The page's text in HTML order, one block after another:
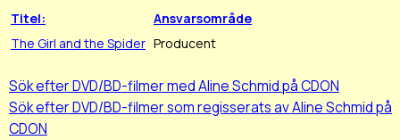
Titel:
Ansvarsområde
The Girl and the Spider Producent
Sök efter DVD/BD-filmer med Aline Schmid på CDON
Sök efter DVD/BD-filmer som regisserats av Aline Schmid på
CDON